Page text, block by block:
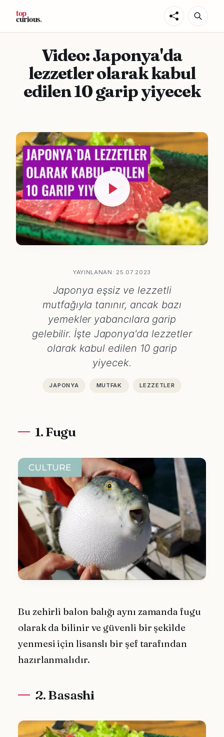
Video: Japonya'da
lezzetler olarak kabul
edilen 10 garip yiyecek
YAYINLANAN: 25.07.2023
Japonya eşsiz ve lezzetli
mutfağıyla tanınır, ancak bazı
yemekler yabancılara garip
gelebilir. İşte Japonya'da lezzetler
olarak kabul edilen 10 garip
yiyecek.
JAPONYA MUTFAK LEZZETLER
1. Fugu
Bu zehirli balon balığı aynı zamanda fugu
olarak da bilinir ve güvenli bir şekilde
yenmesi için lisanslı bir şef tarafından
hazırlanmalıdır.
2. Basashi